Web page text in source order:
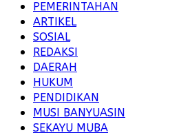
PEMERINTAHAN
ARTIKEL
SOSIAL
REDAKSI
DAERAH
HUKUM
PENDIDIKAN
MUSI BANYUASIN
SEKAYU MUBA